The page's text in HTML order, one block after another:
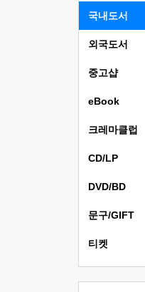
국내도서
외국도서
중고샵
eBook
크레마클럽
CD/LP
DVD/BD
문구/GIFT
티켓